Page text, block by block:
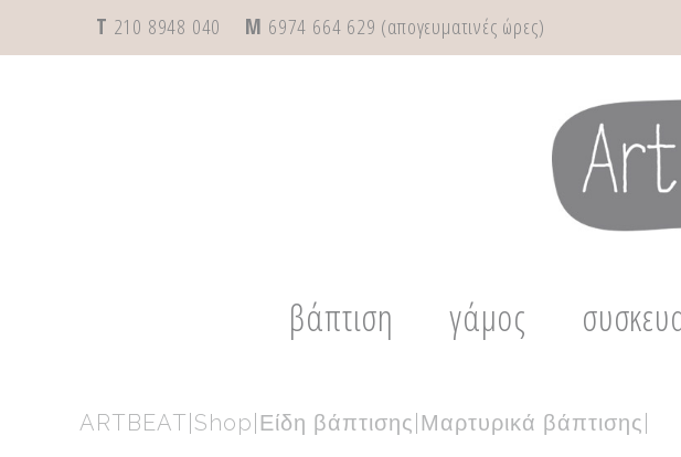
T 210 8948 040 M 6974 664 629 (απογευματινές ώρες)
βάπτιση γάμος
ARTBEAT Shop Είδη βάπτισης Μαρτυρικά βάπτισης